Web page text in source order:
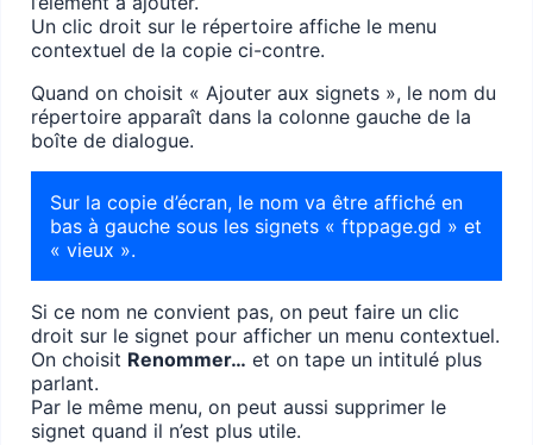
Un clic droit sur le répertoire affiche le menu
contextuel de la copie ci-contre.
Quand on choisit « Ajouter aux signets », le nom du
répertoire apparaît dans la colonne gauche de la
boîte de dialogue.
Sur la copie d’écran, le nom va être affiché en
bas à gauche sous les signets « ftppage.gd » et
« vieux ».
Si ce nom ne convient pas, on peut faire un clic
droit sur le signet pour afficher un menu contextuel.
On choisit Renommer… et on tape un intitulé plus
parlant.
Par le même menu, on peut aussi supprimer le
signet quand il n’est plus utile.